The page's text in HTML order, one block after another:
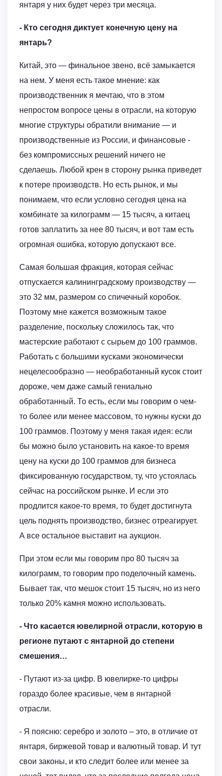
янтаря у них будет через три месяца.
- Кто сегодня диктует конечную цену на
янтарь?
Китай, это — финальное звено, всё замыкается
на нем. У меня есть такое мнение: как
производственник я мечтаю, что в этом
непростом вопросе цены в отрасли, на которую
многие структуры обратили внимание — и
производственные из России, и финансовые -
без компромиссных решений ничего не
сделаешь. Любой крен в сторону рынка приведет
к потере производств. Но есть рынок, и мы
понимаем, что если условно сегодня цена на
комбинате за килограмм — 15 тысяч, а китаец
готов заплатить за нее 80 тысяч, и вот там есть
огромная ошибка, которую допускают все.
Самая большая фракция, которая сейчас
отпускается калининградскому производству —
это 32 мм, размером со спичечный коробок.
Поэтому мне кажется возможным такое
разделение, поскольку сложилось так, что
мастерские работают с сырьем до 100 граммов.
Работать с большими кусками экономически
нецелесообразно — необработанный кусок стоит
дороже, чем даже самый гениально
обработанный. То есть, если мы говорим о чем-
то более или менее массовом, то нужны куски до
100 граммов. Поэтому у меня такая идея: если
бы можно было установить на какое-то время
цену на куски до 100 граммов для бизнеса
фиксированную государством, ту, что устоялась
сейчас на российском рынке. И если это
продлится какое-то время, то будет достигнута
цель поднять производство, бизнес отреагирует.
А все остальное выставит на аукцион.
При этом если мы говорим про 80 тысяч за
килограмм, то говорим про поделочный камень.
Бывает так, что мешок стоит 15 тысяч, но из него
только 20% камня можно использовать.
- Что касается ювелирной отрасли, которую в
регионе путают с янтарной до степени
смешения…
- Путают из-за цифр. В ювелирке-то цифры
гораздо более красивые, чем в янтарной
отрасли.
- Я поясню: серебро и золото – это, в отличие от
янтаря, биржевой товар и валютный товар. И тут
свои законы, и кто следит более или менее за